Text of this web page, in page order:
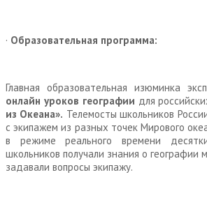
· Образовательная программа:
Главная образовательная изюминка
онлайн уроков географии для
из Океана». Телемосты школьников
с экипажем из разных точек Мирового
в режиме реального времени
школьников получали знания о географии
задавали вопросы экипажу.